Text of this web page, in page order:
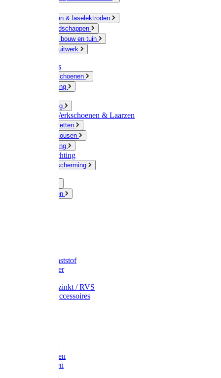
Slijpschijven & laselektroden
Handgereedschappen
IJzerwaren bouw en tuin
Hang en sluitwerk
Disposables
Werkhandschoenen
Regenkleding
Werkkleding
Wandel-/ Werkschoenen & Laarzen
Hoeden / Petten
Sokken / Kousen
Winterkleding
Winkelinrichting
Gelaatsbescherming
Knaagdieren
Emmer kunststof
Schepemmer
Emmer verzinkt / RVS
Regenton accessoires
Gazonharken
Asfaltharken